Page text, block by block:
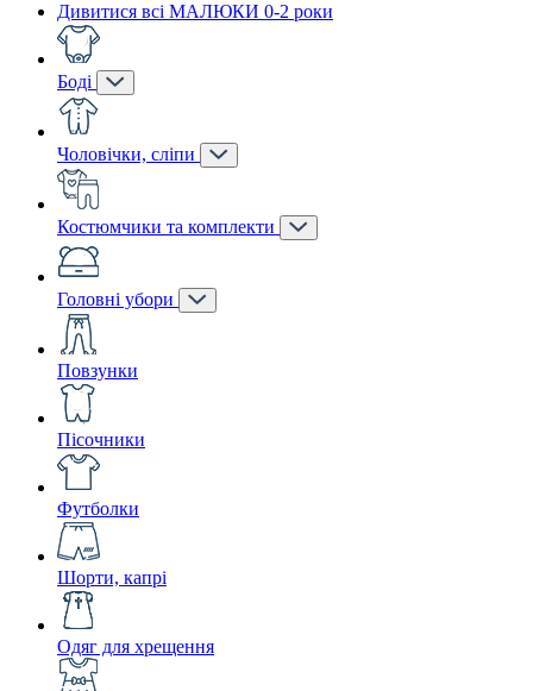
Дивитися всі МАЛЮКИ 0-2 роки
Боді
Чоловічки, сліпи
Костюмчики та комплекти
Головні убори
Повзунки
Пісочники
Футболки
Шорти, капрі
Одяг для хрещення